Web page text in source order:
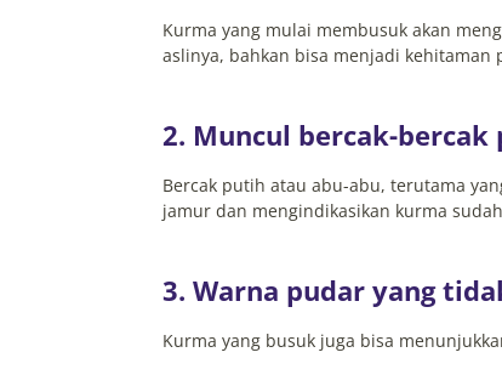
Kurma yang mulai membusuk akan
aslinya, bahkan bisa menjadi kehitaman
2. Muncul bercak-
Bercak putih atau abu-abu, terutama
jamur dan mengindikasikan kurma
3. Warna pudar yang
Kurma yang busuk juga bisa